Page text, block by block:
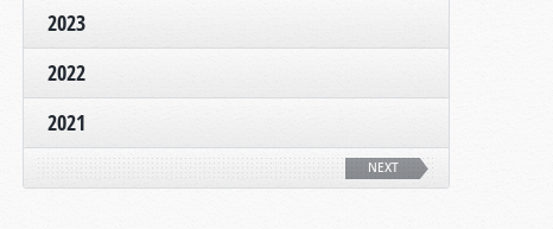
2023
2022
2021
NEXT